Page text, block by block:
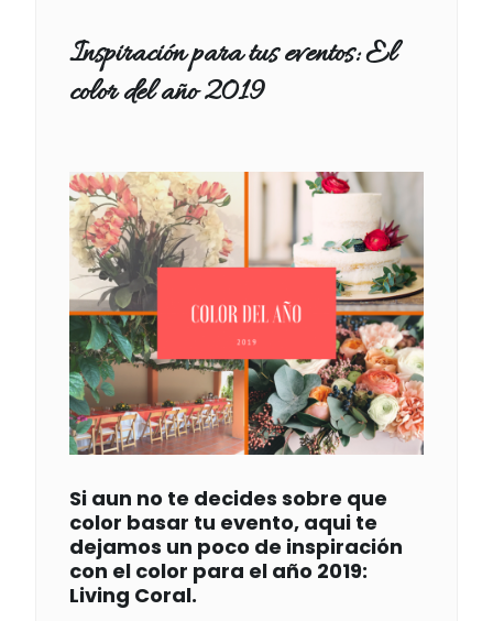
Inspiración para tus eventos: El
color del año 2019
Si aun no te decides sobre que
color basar tu evento, aqui te
dejamos un poco de inspiración
con el color para el año 2019:
Living Coral.